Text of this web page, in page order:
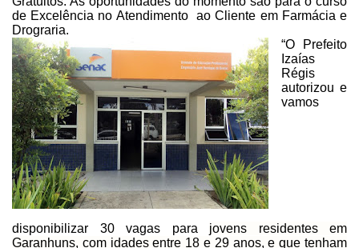
de Excelência no Atendimento
ao Cliente em Farmácia e
Drograria.
“O Prefeito
Izaías
Régis
autorizou e
vamos
disponibilizar 30 vagas para
jovens residentes em
Garanhuns, com idadesentre 18 e 29 anos, e que tenham